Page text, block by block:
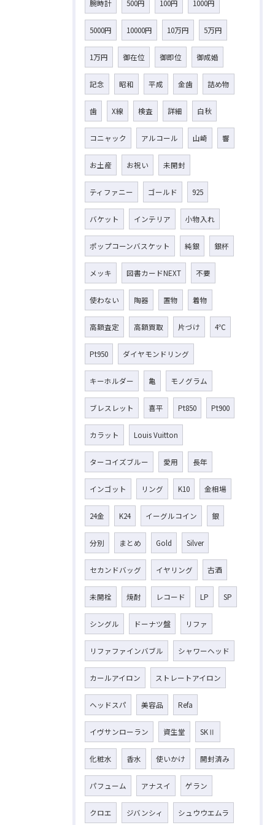
腕時計 500円 100円 1000円
5000円 10000円 10万円 5万円
1万円 御在位 御即位 御成婚
記念 昭和 平成 金歯 詰め物
歯 X線 検査 詳細 白秋
コニャック アルコール 山崎 響
お土産 お祝い 未開封
ティファニー ゴールド 925
バケット インテリア 小物入れ
ポップコーンバスケット 純銀 銀杯
メッキ 図書カードNEXT 不要
使わない 陶器 置物 着物
高額査定 高額買取 片づけ 4℃
Pt950 ダイヤモンドリング
キーホルダー 亀 モノグラム
ブレスレット 喜平 Pt850 Pt900
カラット Louis Vuitton
ターコイズブルー 愛用 長年
インゴット リング K10 金相場
24金 K24 イーグルコイン 銀
分別 まとめ Gold Silver
セカンドバッグ イヤリング 古酒
未開栓 焼酎 レコード LP SP
シングル ドーナツ盤 リファ
リファファインバブル シャワーヘッド
カールアイロン ストレートアイロン
ヘッドスパ 美容品 Refa
イヴサンローラン 資生堂 SKⅡ
化粧水 香水 使いかけ 開封済み
パフューム アナスイ ゲラン
クロエ ジバンシィ シュウウエムラ